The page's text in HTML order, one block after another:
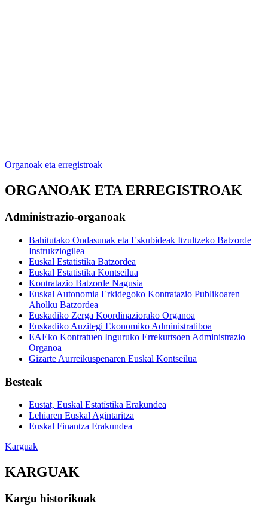
Organoak eta erregistroak
ORGANOAK ETA ERREGISTROAK
Administrazio-organoak
Bahitutako Ondasunak eta Eskubideak Itzultzeko Batzorde
Instrukziogilea
Euskal Estatistika Batzordea
Euskal Estatistika Kontseilua
Kontratazio Batzorde Nagusia
Euskal Autonomia Erkidegoko Kontratazio Publikoaren
Aholku Batzordea
Euskadiko Zerga Koordinaziorako Organoa
Euskadiko Auzitegi Ekonomiko Administratiboa
EAEko Kontratuen Inguruko Errekurtsoen Administrazio
Organoa
Gizarte Aurreikuspenaren Euskal Kontseilua
Besteak
Eustat, Euskal Estatístika Erakundea
Lehiaren Euskal Agintaritza
Euskal Finantza Erakundea
Karguak
KARGUAK
Kargu historikoak